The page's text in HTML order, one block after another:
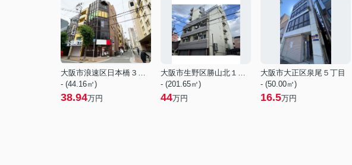
- (44.16㎡)
38.94万円
- (201.65㎡)
44万円
大阪市大正区泉尾５丁目
- (50.00㎡)
16.5万円